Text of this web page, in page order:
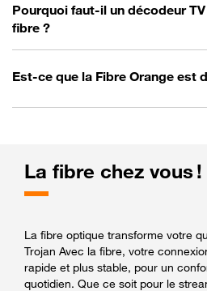
Pourquoi faut-il un décodeur
fibre ?
Est-ce que la Fibre Orange est
La fibre chez vous !
La fibre optique transforme votre
Trojan Avec la fibre, votre
rapide et plus stable, pour un
quotidien. Que ce soit pour le